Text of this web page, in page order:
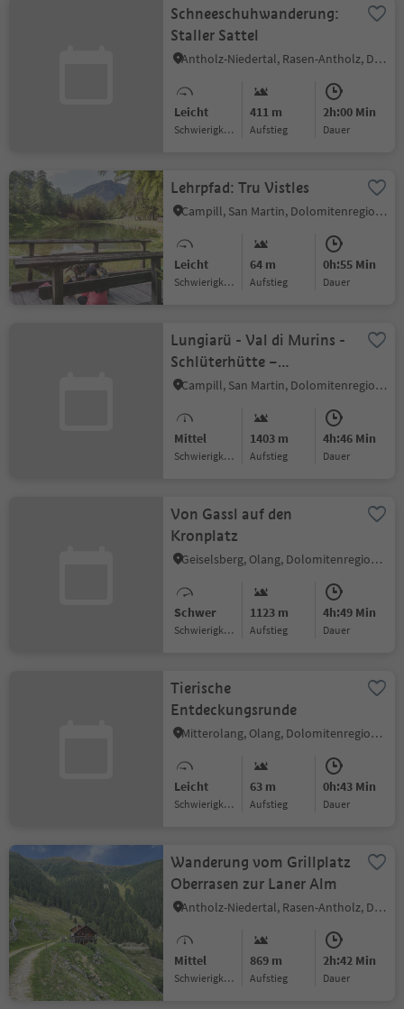
Schneeschuhwanderung:
Staller Sattel
Antholz-Niedertal, Rasen-Antholz, Dolomitenregion Kronplatz
Leicht
Schwierigkeitsgrad
411 m
Aufstieg
2h:00 Min
Dauer
Lehrpfad: Tru Vistles
Campill, San Martin, Dolomitenregion Kronplatz
Leicht
Schwierigkeitsgrad
64 m
Aufstieg
0h:55 Min
Dauer
Lungiarü - Val di Murins -
Schlüterhütte –
Peitlerkofel
Campill, San Martin, Dolomitenregion Kronplatz
Mittel
Schwierigkeitsgrad
1403 m
Aufstieg
4h:46 Min
Dauer
Von Gassl auf den
Kronplatz
Geiselsberg, Olang, Dolomitenregion Kronplatz
Schwer
Schwierigkeitsgrad
1123 m
Aufstieg
4h:49 Min
Dauer
Tierische
Entdeckungsrunde
Mitterolang, Olang, Dolomitenregion Kronplatz
Leicht
Schwierigkeitsgrad
63 m
Aufstieg
0h:43 Min
Dauer
Wanderung vom Grillplatz
Oberrasen zur Laner Alm
Antholz-Niedertal, Rasen-Antholz, Dolomitenregion Kronplatz
Mittel
Schwierigkeitsgrad
869 m
Aufstieg
2h:42 Min
Dauer